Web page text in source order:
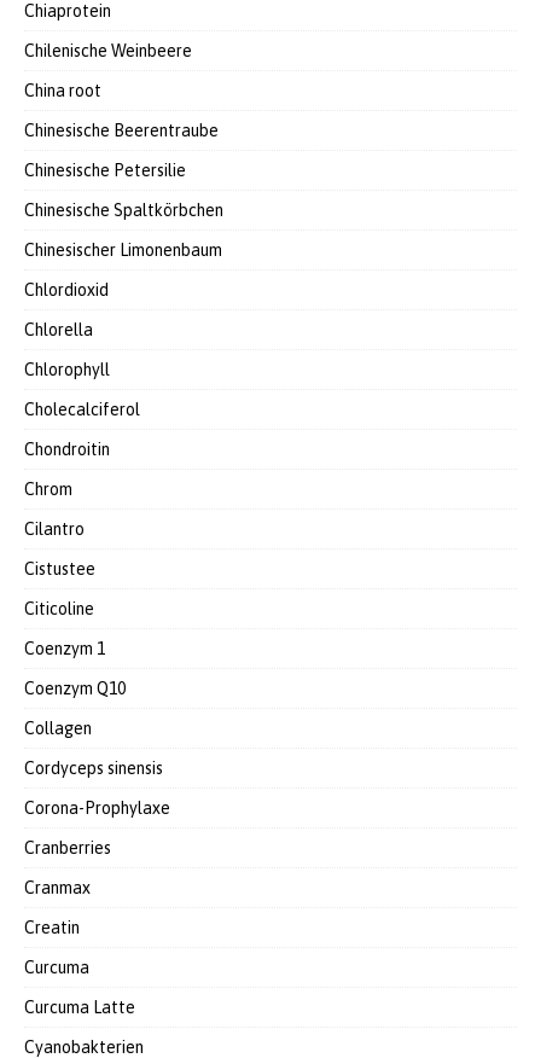
Chiaprotein
Chilenische Weinbeere
China root
Chinesische Beerentraube
Chinesische Petersilie
Chinesische Spaltkörbchen
Chinesischer Limonenbaum
Chlordioxid
Chlorella
Chlorophyll
Cholecalciferol
Chondroitin
Chrom
Cilantro
Cistustee
Citicoline
Coenzym 1
Coenzym Q10
Collagen
Cordyceps sinensis
Corona-Prophylaxe
Cranberries
Cranmax
Creatin
Curcuma
Curcuma Latte
Cyanobakterien